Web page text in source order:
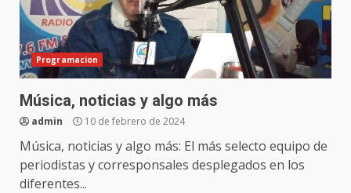
Programacion
Música, noticias y algo más
admin 10 de febrero de 2024
Música, noticias y algo más: El más selecto equipo de
periodistas y corresponsales desplegados en los
diferentes...